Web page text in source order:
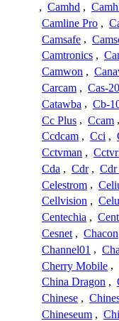
, Camhd ,
Camline Pro ,
Camsafe ,
Camtronics ,
Camwon ,
Carcam , Cas-
Catawba , Cb-
Cc Plus , Ccam ,
Ccdcam , Cci ,
Cctvman ,
Cda , Cdr ,
Celestrom ,
Cellvision , Celu
Centechia ,
Cesnet , Chacon
Channel01 ,
Cherry Mobile ,
China Dragon ,
Chinese ,
Chineseum ,